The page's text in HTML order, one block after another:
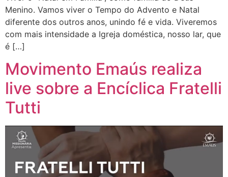
Menino. Vamos viver o Tempo do Advento e Natal
diferente dos outros anos, unindo fé e vida. Viveremos
com mais intensidade a Igreja doméstica, nosso lar, que
é […]
Movimento Emaús realiza
live sobre a Encíclica Fratelli
Tutti